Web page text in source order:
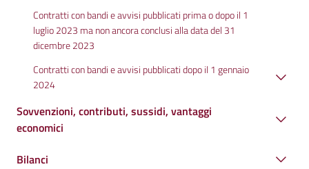
Contratti con bandi e avvisi pubblicati prima o dopo il 1
luglio 2023 ma non ancora conclusi alla data del 31
dicembre 2023
Contratti con bandi e avvisi pubblicati dopo il 1 gennaio
2024
Sovvenzioni, contributi, sussidi, vantaggi
economici
Bilanci